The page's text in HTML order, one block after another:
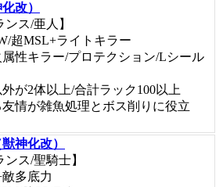
改）
ンス/亜人】
超MSL+ライトキラー
性キラー/プロテクション/Lシール
が2体以上/合計ラック100以上
情が雑魚処理とボス削りに役立
神化改）
ンス/聖騎士】
多底力